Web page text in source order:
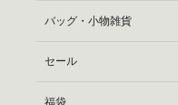
バッグ・小物雑貨
セール
福袋